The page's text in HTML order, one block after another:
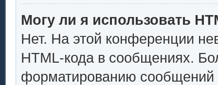
Могу ли я использовать
Нет. На этой конференции
HTML-кода в сообщениях.
форматированию сообщений